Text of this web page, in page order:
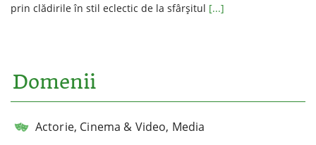
prin clădirile în stil eclectic de la sfârşitul [...]
Domenii
Actorie, Cinema & Video, Media